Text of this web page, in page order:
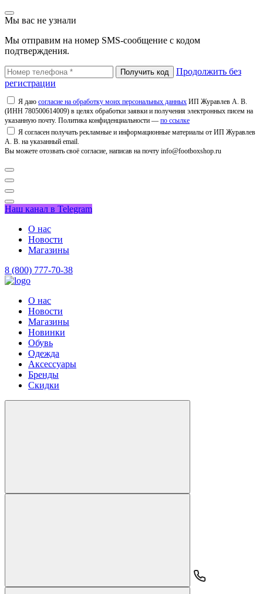
Мы вас не узнали
Мы отправим на номер SMS-сообщение с кодом
подтверждения.
Продолжить без
регистрации
Я даю согласие на обработку моих персональных данных ИП Журавлев А. В.
(ИНН 780500614009) в целях обработки заявки и получения электронных писем на
указанную почту. Политика конфиденциальности — по ссылке
Я согласен получать рекламные и информационные материалы от ИП Журавлев
А. В. на указанный email.
Вы можете отозвать своё согласие, написав на почту info@footboxshop.ru
Наш канал в Telegram
О нас
Новости
Магазины
8 (800) 777-70-38
О нас
Новости
Магазины
Новинки
Обувь
Одежда
Аксессуары
Бренды
Скидки